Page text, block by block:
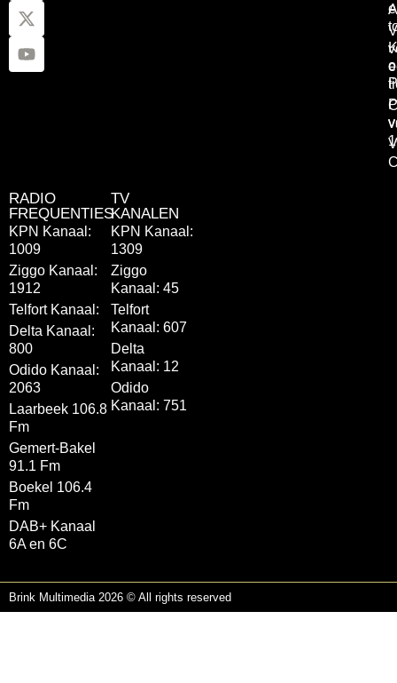
RADIO
FREQUENTIES
KPN Kanaal:
1009
Ziggo Kanaal:
1912
Telfort Kanaal:
Delta Kanaal:
800
Odido Kanaal:
2063
Laarbeek 106.8
Fm
Gemert-Bakel
91.1 Fm
Boekel 106.4
Fm
DAB+ Kanaal
6A en 6C
TV
KANALEN
KPN Kanaal:
1309
Ziggo
Kanaal: 45
Telfort
Kanaal: 607
Delta
Kanaal: 12
Odido
Kanaal: 751
Brink Multimedia 2026 © All rights reserved